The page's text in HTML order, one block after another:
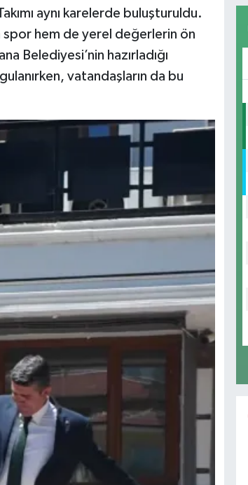
aynı karelerde buluşturuldu.
spor hem de yerel değerlerin ön
Belediyesi’nin hazırladığı
vatandaşların da bu